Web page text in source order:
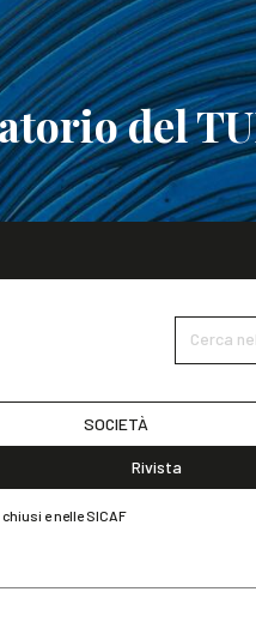
del
Cerca
SOCIETÀ
Rivista
e nelle SICAF